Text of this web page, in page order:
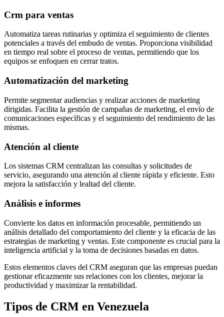
Crm para ventas
Automatiza tareas rutinarias y optimiza el seguimiento de clientes
potenciales a través del embudo de ventas. Proporciona visibilidad
en tiempo real sobre el proceso de ventas, permitiendo que los
equipos se enfoquen en cerrar tratos.
Automatización del marketing
Permite segmentar audiencias y realizar acciones de marketing
dirigidas. Facilita la gestión de campañas de marketing, el envío de
comunicaciones específicas y el seguimiento del rendimiento de las
mismas.
Atención al cliente
Los sistemas CRM centralizan las consultas y solicitudes de
servicio, asegurando una atención al cliente rápida y eficiente. Esto
mejora la satisfacción y lealtad del cliente.
Análisis e informes
Convierte los datos en información procesable, permitiendo un
análisis detallado del comportamiento del cliente y la eficacia de las
estrategias de marketing y ventas. Este componente es crucial para la
inteligencia artificial y la toma de decisiones basadas en datos.
Estos elementos claves del CRM aseguran que las empresas puedan
gestionar eficazmente sus relaciones con los clientes, mejorar la
productividad y maximizar la rentabilidad.
Tipos de CRM en Venezuela